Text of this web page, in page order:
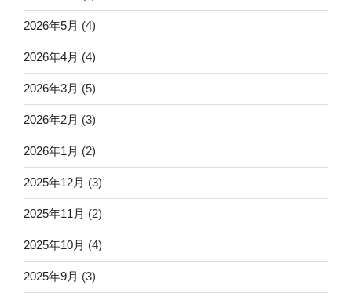
2026年5月 (4)
2026年4月 (4)
2026年3月 (5)
2026年2月 (3)
2026年1月 (2)
2025年12月 (3)
2025年11月 (2)
2025年10月 (4)
2025年9月 (3)